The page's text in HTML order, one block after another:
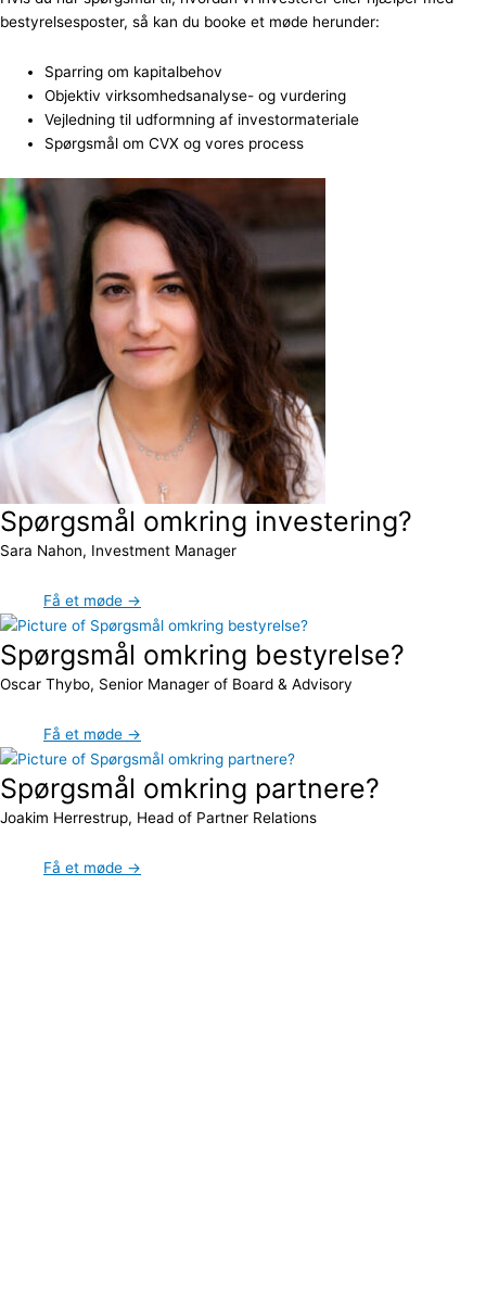
bestyrelsesposter, så kan du booke et møde herunder:
Sparring om kapitalbehov
Objektiv virksomhedsanalyse- og vurdering
Vejledning til udformning af investormateriale
Spørgsmål om CVX og vores process
Spørgsmål omkring investering?
Sara Nahon, Investment Manager
Få et møde →
Spørgsmål omkring bestyrelse?
Oscar Thybo, Senior Manager of Board & Advisory
Få et møde →
Spørgsmål omkring partnere?
Joakim Herrestrup, Head of Partner Relations
Få et møde →